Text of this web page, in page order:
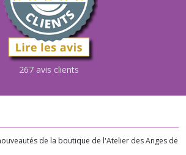
267 avis clients
de la boutique de l'Atelier des Anges de